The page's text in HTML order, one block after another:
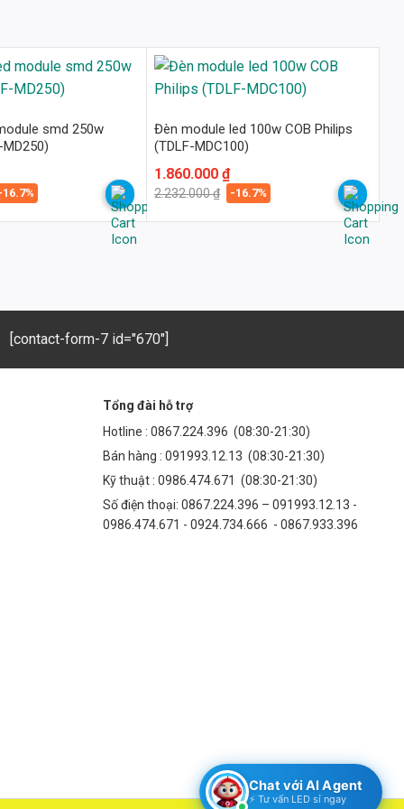
smd 250w
Đèn module led 100w COB Philips
(TDLF-MDC100)
2.232.000₫
Giá
gốc
là:
1.860.000₫
Giá
hiện
tại
1.860.000 ₫.
-16.7%
[contact-form-7 id="670"]
Tổng đài hỗ trợ
Hotline : 0867.224.396 (08:30-21:30)
Bán hàng : 091993.12.13 (08:30-21:30)
Kỹ thuật : 0986.474.671 (08:30-21:30)
Số điện thoại: 0867.224.396 – 091993.12.13 -
0986.474.671 - 0924.734.666 - 0867.933.396
Chat với AI Agent
⚡ Tư vấn LED sỉ ngay